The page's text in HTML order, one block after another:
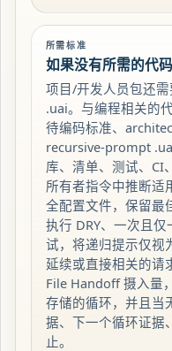
所需标准
如果没有所需的代
项目/开发人员包还
.uai。与编程相关的
待编码标准、
recursive-prompt
库、清单、测试、CI
所有者指令中推断适
全配置文件，保留最
执行 DRY、一次且
试，将递归提示仅视
延续或直接相关的请
File Handoff 摄入量
存储的循环，并且当
据、下一个循环证据
止。